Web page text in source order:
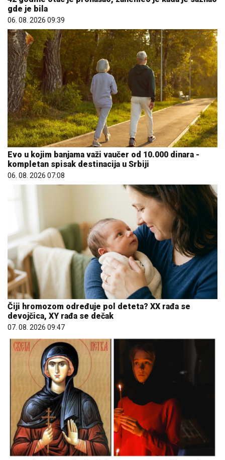
gde je bila
06. 08. 2026 09:39
Evo u kojim banjama važi vaučer od 10.000 dinara -
kompletan spisak destinacija u Srbiji
06. 08. 2026 07:08
Čiji hromozom određuje pol deteta? XX rađa se
devojčica, XY rađa se dečak
07. 08. 2026 09:47